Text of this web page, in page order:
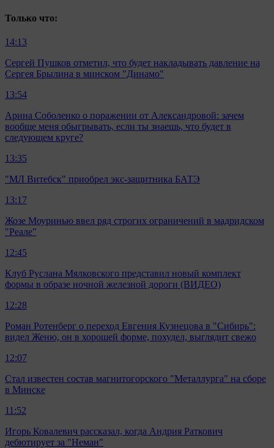
Только что:
14:13
Сергей Пушков отметил, что будет накладывать давление на
Сергея Брылина в минском "Динамо"
13:54
Арина Соболенко о поражении от Александровой: зачем
вообще меня обыгрывать, если ты знаешь, что будет в
следующем круге?
13:35
"МЛ Витебск" приобрел экс-защитника БАТЭ
13:17
Жозе Моуринью ввел ряд строгих ограничений в мадридском
"Реале"
12:45
Клуб Руслана Мялковского представил новый комплект
формы в образе ночной железной дороги (ВИДЕО)
12:28
Роман Ротенберг о переход Евгения Кузнецова в "Сибирь":
видел Женю, он в хорошей форме, похудел, выглядит свежо
12:07
Стал известен состав магнитогорского "Металлурга" на сборе
в Минске
11:52
Игорь Ковалевич рассказал, когда Андрия Раткович
дебютирует за "Неман"